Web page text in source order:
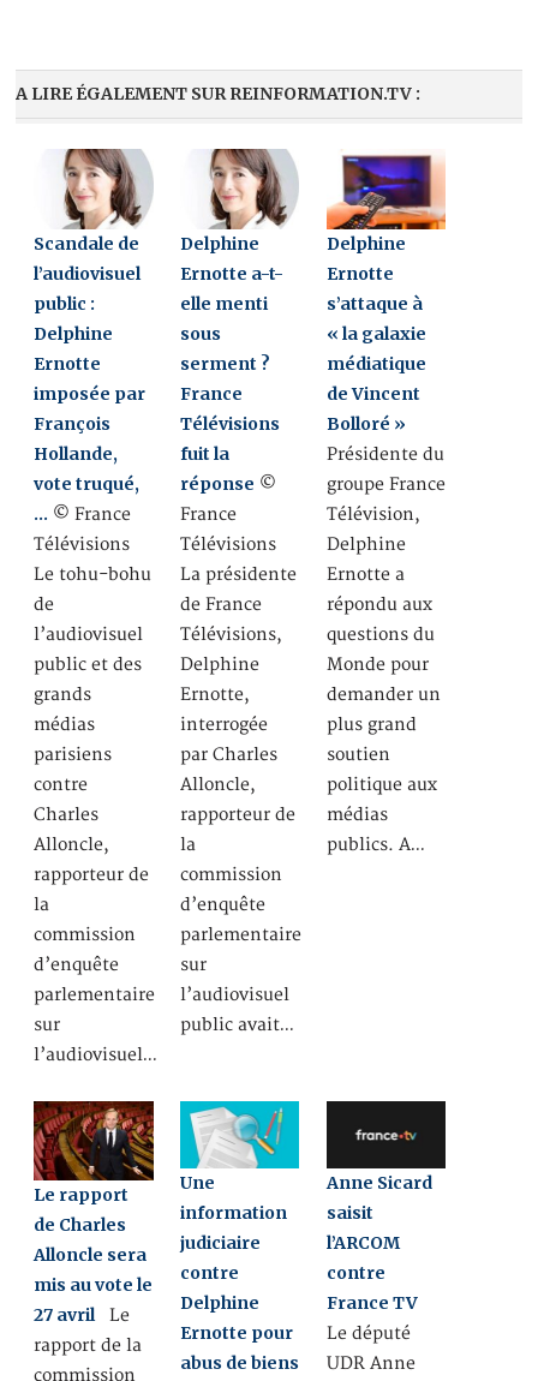
A LIRE ÉGALEMENT SUR REINFORMATION.TV :
Scandale de
l’audiovisuel
public :
Delphine
Ernotte
imposée par
François
Hollande,
vote truqué,
… © France
Télévisions
Le tohu-bohu
de
l’audiovisuel
public et des
grands
médias
parisiens
contre
Charles
Alloncle,
rapporteur de
la
commission
d’enquête
parlementaire
sur
l’audiovisuel…
Delphine
Ernotte a-t-
elle menti
sous
serment ?
France
Télévisions
fuit la
réponse ©
France
Télévisions
La présidente
de France
Télévisions,
Delphine
Ernotte,
interrogée
par Charles
Alloncle,
rapporteur de
la
commission
d’enquête
parlementaire
sur
l’audiovisuel
public avait…
Delphine
Ernotte
s’attaque à
« la galaxie
médiatique
de Vincent
Bolloré »
Présidente du
groupe France
Télévision,
Delphine
Ernotte a
répondu aux
questions du
Monde pour
demander un
plus grand
soutien
politique aux
médias
publics. A…
Le rapport
de Charles
Alloncle sera
mis au vote le
27 avrilLe
rapport de la
commission
Une
information
judiciaire
contre
Delphine
Ernotte pour
abus de biens
Anne Sicard
saisit
l’ARCOM
contre
France TV
Le député
UDR Anne